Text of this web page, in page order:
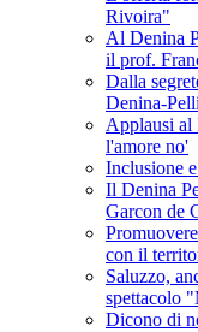
Rivoira"
Al Denina
il prof.
Dalla
Denina-
Applausi al
l'amore no'
Inclusione
Il Denina
Garcon de
con il
Saluzzo,
spettacolo
Dicono di